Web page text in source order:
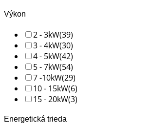
Výkon
2 - 3kW(39)
3 - 4kW(30)
4 - 5kW(42)
5 - 7kW(54)
7 -10kW(29)
10 - 15kW(6)
15 - 20kW(3)
Energetická trieda